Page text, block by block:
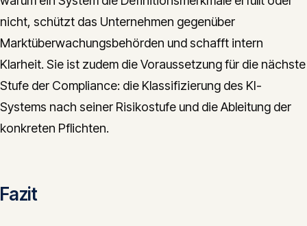
nicht, schützt das Unternehmen gegenüber
Marktüberwachungsbehörden und schafft intern
Klarheit. Sie ist zudem die Voraussetzung für die nächste
Stufe der Compliance: die Klassifizierung des KI-
Systems nach seiner Risikostufe und die Ableitung der
konkreten Pflichten.
Fazit